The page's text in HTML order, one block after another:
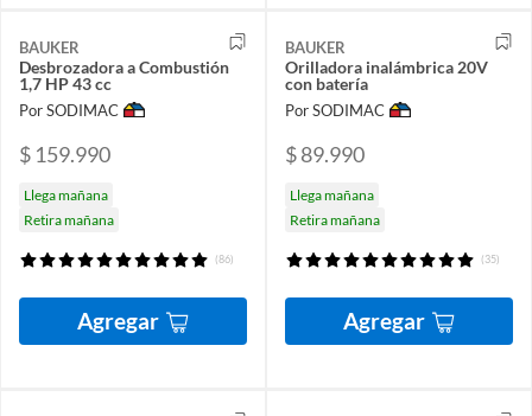
BAUKER
Desbrozadora a Combustión
1,7 HP 43 cc
Por SODIMAC
$ 159.990
Llega mañana
Retira mañana
(86)
Agregar
BAUKER
Orilladora inalámbrica 20V
con batería
Por SODIMAC
$ 89.990
Llega mañana
Retira mañana
(35)
Agregar